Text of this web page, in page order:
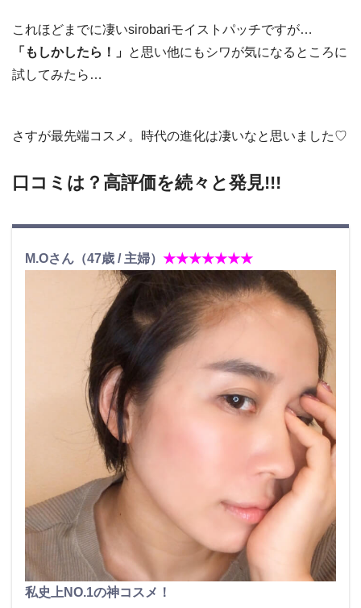
これほどまでに凄いsirobariモイストパッチですが…
「もしかしたら！」 と思い他にもシワが気になるところに
試してみたら…
さすが最先端コスメ。時代の進化は凄いなと思いました♡
口コミは？高評価を続々と発見!!!
M.Oさん（47歳 / 主婦） ★★★★★★★
私史上NO.1の神コスメ！